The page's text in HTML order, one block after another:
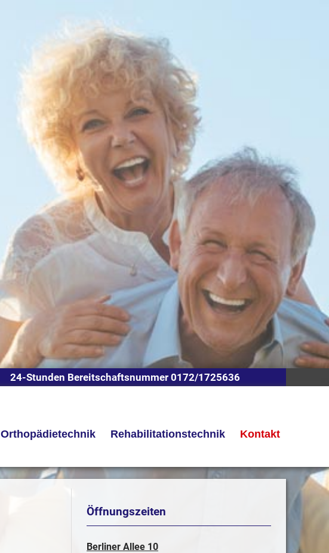
24-Stunden Bereitschaftsnummer 0172/1725636
Orthopädietechnik Rehabilitationstechnik Kontakt
Öffnungszeiten
Berliner Allee 10